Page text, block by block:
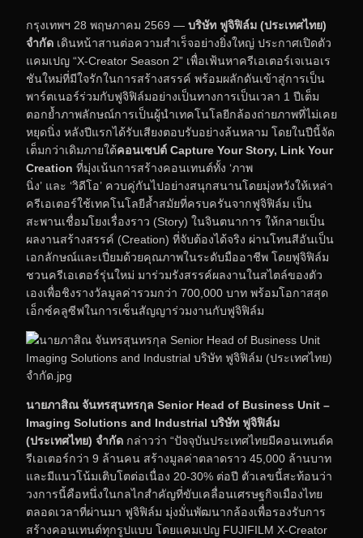
กรุงเทพฯ 28 พฤษภาคม 2569 — บริษัท ฟูจิฟิล์ม (ประเทศไทย)
จำกัด เดินหน้าสานต่อความสำเร็จอย่างยิ่งใหญ่ ประกาศเปิดตัว
แคมเปญ “X-Creator Season 2” เพื่อเฟ้นหาครีเอเตอร์เจเนอเร
ชันใหม่ที่มีใจรักในการสร้างสรรค์ พร้อมผลักดันเข้าสู่การเป็น
พาร์ตเนอร์ร่วมกับฟูจิฟิล์มอย่างเป็นทางการเป็นเวลา 1 ปีเต็ม
ตอกย้ำภาพลักษณ์การเป็นผู้นำเทคโนโลยีกล้องถ่ายภาพที่ไม่เคย
หยุดนิ่ง หลังปีแรกได้รับเสียงตอบรับอย่างล้นหลาม โดยในปีนี้จัด
เต็มกว่าเดิมภายใต้คอนเซปต์ Capture Your Story, Link Your
Creation ที่มุ่งเน้นการสร้างคอนเทนต์ทั้ง ‘ภาพ
นิ่ง’ และ ‘วิดีโอ’ ควบคู่กันไปอย่างสนุกสนานโดยมุ่งหวังให้เหล่า
ครีเอเตอร์ใช้เทคโนโลยีล้ำสมัยที่ครบครันจากฟูจิฟิล์ม เป็น
สะพานเชื่อมโยงเรื่องราว (Story) ในจินตนาการ ให้กลายเป็น
ผลงานสร้างสรรค์ (Creation) ที่จับต้องได้จริง ผ่านโทนสีอันเป็น
เอกลักษณ์และเปี่ยมด้วยคุณภาพในระดับมืออาชีพ โดยฟูจิฟิล์ม
ชวนครีเอเตอร์รุ่นใหม่ มาร่วมรังสรรค์ผลงานในสไตล์ของตัว
เองเพื่อชิงรางวัลมูลค่ารวมกว่า 700,000 บาท พร้อมโอกาสสุด
เอ็กซ์คลูซีฟในการเซ็นสัญญาร่วมงานกับฟูจิฟิล์ม
นายภาสิณ จันทรสุนทรกุล Senior Head of Business Unit –
Imaging Solutions and Industrial บริษัท ฟูจิฟิล์ม
(ประเทศไทย) จำกัด กล่าวว่า “ปัจจุบันประเทศไทยมีคอนเทนต์ค
รีเอเตอร์กว่า 9 ล้านคน สร้างมูลค่าตลาดราว 45,000 ล้านบาท
และมีแนวโน้มเติบโตต่อเนื่อง 20-30% ต่อปี ตัวเลขนี้สะท้อนว่า
วงการนี้คือหนึ่งในกลไกสำคัญที่ขับเคลื่อนเศรษฐกิจเมืองไทย
ตลอดเวลาที่ผ่านมา ฟูจิฟิล์ม มุ่งมั่นพัฒนากล้องเพื่อรองรับการ
สร้างคอนเทนต์ทุกรูปแบบ โดยแคมเปญ FUJIFILM X-Creator